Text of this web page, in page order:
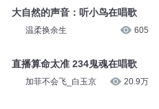
大自然的声音：听小鸟在唱歌
温柔换余生 605
直播算命太准 234鬼魂在唱歌
加菲不会飞_白玉京 20.9万